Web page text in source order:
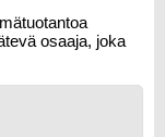
osaaja, joka